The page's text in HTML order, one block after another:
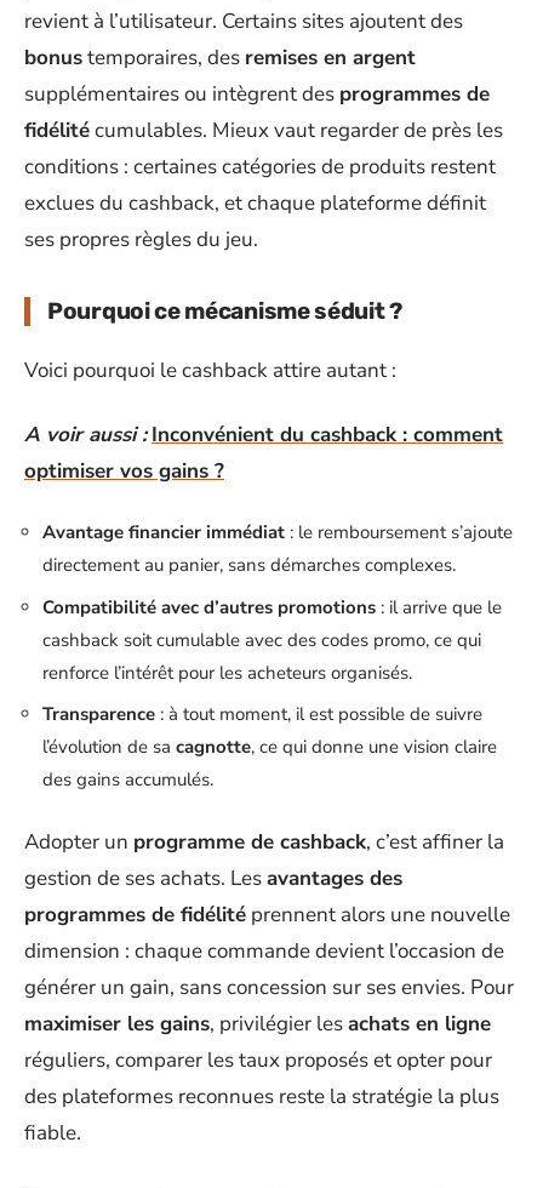
revient à l’utilisateur. Certains sites ajoutent des
bonustemporaires, des remises en argent
supplémentaires ou intègrent des programmes de
fidélitécumulables. Mieux vaut regarder de près les
conditions : certaines catégories de produits restent
exclues du cashback, et chaque plateforme définit
ses propres règles du jeu.
Pourquoi ce mécanisme séduit ?
Voici pourquoi le cashback attire autant :
A voir aussi : Inconvénient du cashback : comment
optimiser vos gains ?
Avantage financier immédiat : le remboursement s’ajoute
directement au panier, sans démarches complexes.
Compatibilité avec d’autres promotions : il arrive que le
cashback soit cumulable avec des codes promo, ce qui
renforce l’intérêt pour les acheteurs organisés.
Transparence : à tout moment, il est possible de suivre
l’évolution de sa cagnotte, ce qui donne une vision claire
des gains accumulés.
Adopter un programme de cashback, c’est affiner la
gestion de ses achats. Lesavantages des
programmes de fidélité prennent alors une nouvelle
dimension : chaque commande devient l’occasion de
générer un gain, sans concession sur ses envies. Pour
maximiser les gains, privilégier lesachats en ligne
réguliers, comparer les taux proposés et opter pour
des plateformes reconnues reste la stratégie la plus
fiable.